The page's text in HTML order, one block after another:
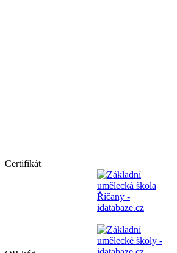
Certifikát